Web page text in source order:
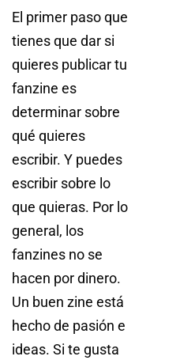
El primer paso que
tienes que dar si
quieres publicar tu
fanzine es
determinar sobre
qué quieres
escribir. Y puedes
escribir sobre lo
que quieras. Por lo
general, los
fanzines no se
hacen por dinero.
Un buen zine está
hecho de pasión e
ideas. Si te gusta